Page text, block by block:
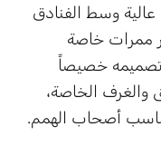
وسط الفنادق
ممرات خاصة
تصميمه خصيصاً
والغرف الخاصة،
تناسب أصحاب الهمم.